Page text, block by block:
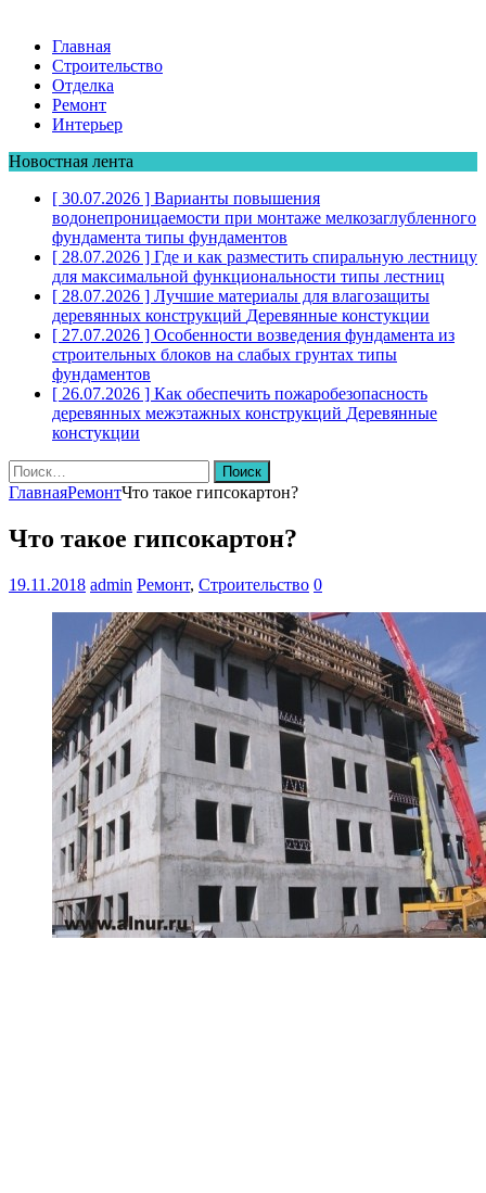
Главная
Строительство
Отделка
Ремонт
Интерьер
Новостная лента
[ 30.07.2026 ] Варианты повышения
водонепроницаемости при монтаже мелкозаглубленного
фундамента типы фундаментов
[ 28.07.2026 ] Где и как разместить спиральную лестницу
для максимальной функциональности типы лестниц
[ 28.07.2026 ] Лучшие материалы для влагозащиты
деревянных конструкций Деревянные констукции
[ 27.07.2026 ] Особенности возведения фундамента из
строительных блоков на слабых грунтах типы
фундаментов
[ 26.07.2026 ] Как обеспечить пожаробезопасность
деревянных межэтажных конструкций Деревянные
констукции
Найти:
ГлавнаяРемонтЧто такое гипсокартон?
Что такое гипсокартон?
19.11.2018 admin Ремонт, Строительство 0